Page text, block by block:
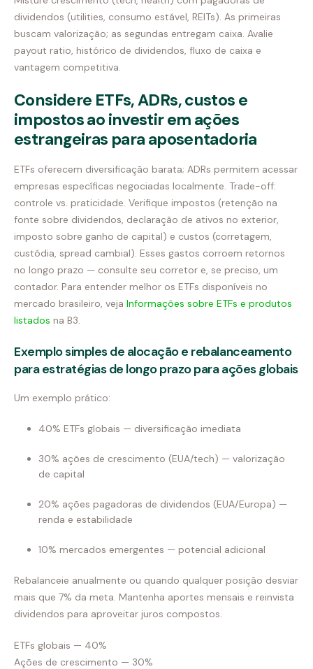
dividendos (utilities, consumo estável, REITs). As primeiras
buscam valorização; as segundas entregam caixa. Avalie
payout ratio, histórico de dividendos, fluxo de caixa e
vantagem competitiva.
Considere ETFs, ADRs, custos e
impostos ao investir em ações
estrangeiras para aposentadoria
ETFs oferecem diversificação barata; ADRs permitem acessar
empresas específicas negociadas localmente. Trade-off:
controle vs. praticidade. Verifique impostos (retenção na
fonte sobre dividendos, declaração de ativos no exterior,
imposto sobre ganho de capital) e custos (corretagem,
custódia, spread cambial). Esses gastos corroem retornos
no longo prazo — consulte seu corretor e, se preciso, um
contador. Para entender melhor os ETFs disponíveis no
mercado brasileiro, veja Informações sobre ETFs e produtos
listados na B3.
Exemplo simples de alocação e rebalanceamento
para estratégias de longo prazo para ações globais
Um exemplo prático:
40% ETFs globais — diversificação imediata
30% ações de crescimento (EUA/tech) — valorização
de capital
20% ações pagadoras de dividendos (EUA/Europa) —
renda e estabilidade
10% mercados emergentes — potencial adicional
Rebalanceie anualmente ou quando qualquer posição desviar
mais que 7% da meta. Mantenha aportes mensais e reinvista
dividendos para aproveitar juros compostos.
ETFs globais — 40%
Ações de crescimento — 30%